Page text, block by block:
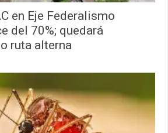
en Eje Federalismo
del 70%; quedará
ruta alterna